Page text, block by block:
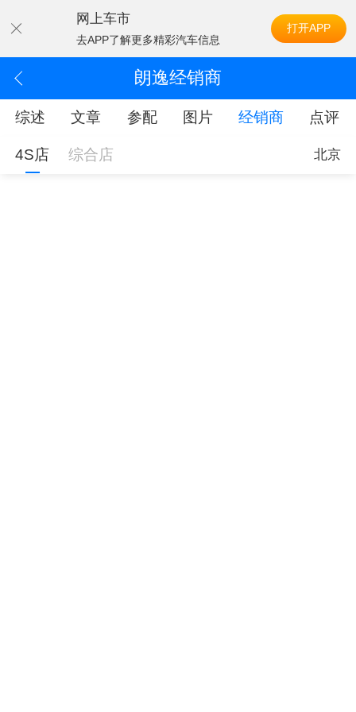
网上车市
去APP了解更多精彩汽车信息
打开APP
朗逸经销商
综述 文章 参配 图片 经销商 点评
4S店 综合店 北京